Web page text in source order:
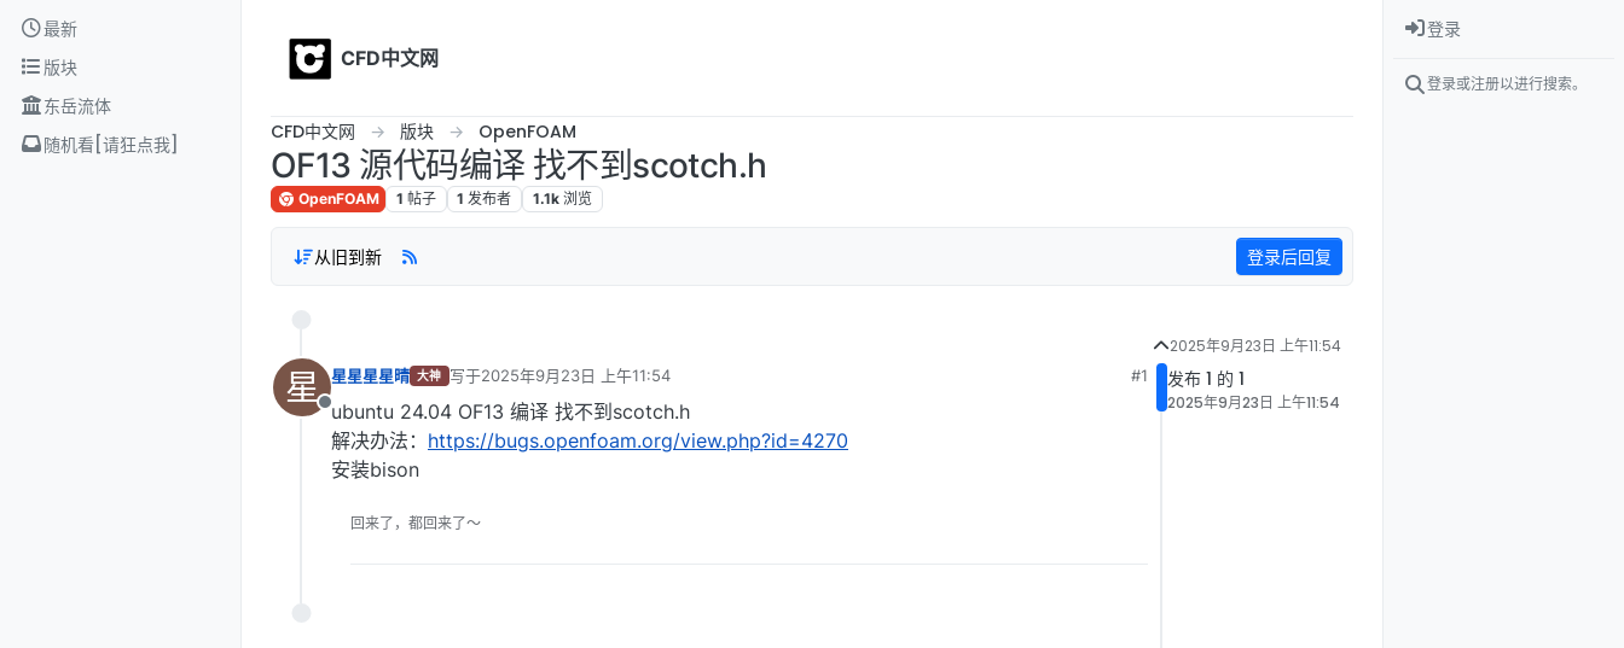
Skip to content
最新
版块
东岳流体
随机看[请狂点我]
CFD中文网
CFD中文网 版块 OpenFOAM
OF13 源代码编译 找不到scotch.h
OpenFOAM 1 帖子 1 发布者 1.1k 浏览
从旧到新 登录后回复
星
离线
星星星星晴 大神 写于2025年9月23日 上午11:54
最后由 编辑
#1
ubuntu 24.04 OF13 编译 找不到scotch.h
解决办法： https://bugs.openfoam.org/view.php?id=4270
安装bison
回来了，都回来了～
2025年9月23日 上午11:54
发布 1 的 1
2025年9月23日 上午11:54
登录
登录或注册以进行搜索。